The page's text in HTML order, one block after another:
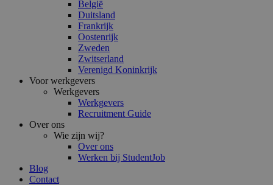
België
Duitsland
Frankrijk
Oostenrijk
Zweden
Zwitserland
Verenigd Koninkrijk
Voor werkgevers
Werkgevers
Werkgevers
Recruitment Guide
Over ons
Wie zijn wij?
Over ons
Werken bij StudentJob
Blog
Contact